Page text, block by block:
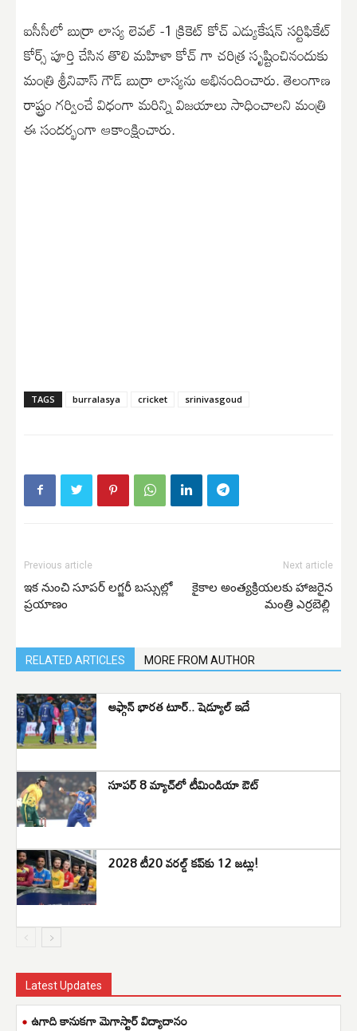
ఐసీసీలో బుర్రా లాస్య లెవల్ -1 క్రికెట్ కోచ్ ఎడ్యుకేషన్ సర్టిఫికేట్
కోర్స్ పూర్తి చేసిన తొలి మహిళా కోచ్ గా చరిత్ర సృష్టించినందుకు
మంత్రి శ్రీనివాస్ గౌడ్ బుర్రా లాస్యను అభినందించారు. తెలంగాణ
రాష్ట్రం గర్వించే విధంగా మరిన్ని విజయాలు సాధించాలని మంత్రి
ఈ సందర్భంగా ఆకాంక్షించారు.
TAGS burralasya cricket srinivasgoud
Previous article
ఇక నుంచి సూపర్ లగ్జరీ బస్సుల్లో
ప్రయాణం
Next article
కైకాల అంత్యక్రియలకు హాజరైన
మంత్రి ఎర్రబెల్లి
RELATED ARTICLES MORE FROM AUTHOR
ఆఫ్గాన్‌ భారత టూర్‌.. షెడ్యూల్‌ ఇదే
సూపర్ 8 మ్యాచ్‌లో టీమిండియా ఔట్
2028 టీ20 వరల్డ్ కప్‌కు 12 జట్లు!
Latest Updates
ఉగాది కానుకగా మెగాస్టార్ విద్యాదానం